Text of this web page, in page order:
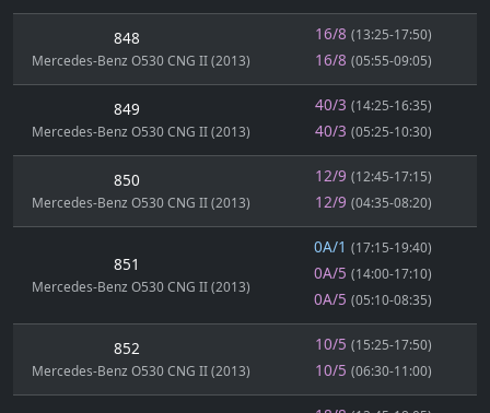
848
Mercedes-Benz O530 CNG II (2013)
16/8 (13:25-17:50)
16/8 (05:55-09:05)
849
Mercedes-Benz O530 CNG II (2013)
40/3 (14:25-16:35)
40/3 (05:25-10:30)
850
Mercedes-Benz O530 CNG II (2013)
12/9 (12:45-17:15)
12/9 (04:35-08:20)
851
Mercedes-Benz O530 CNG II (2013)
0A/1 (17:15-19:40)
0A/5 (14:00-17:10)
0A/5 (05:10-08:35)
852
Mercedes-Benz O530 CNG II (2013)
10/5 (15:25-17:50)
10/5 (06:30-11:00)